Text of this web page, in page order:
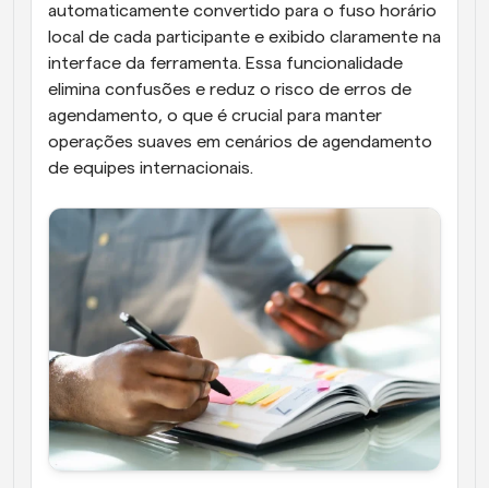
automaticamente convertido para o fuso horário
local de cada participante e exibido claramente na
interface da ferramenta. Essa funcionalidade
elimina confusões e reduz o risco de erros de
agendamento, o que é crucial para manter
operações suaves em cenários de agendamento
de equipes internacionais.